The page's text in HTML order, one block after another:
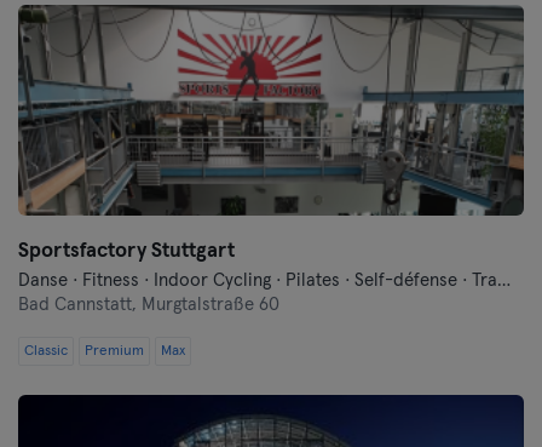
Sportsfactory Stuttgart
Danse · Fitness · Indoor Cycling · Pilates · Self-défense · Trampoline · Yoga
Bad Cannstatt, Murgtalstraße 60
Classic Premium Max